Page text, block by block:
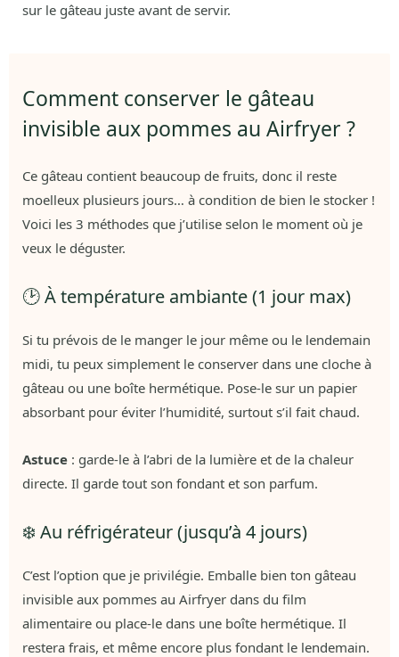
sur le gâteau juste avant de servir.
Comment conserver le gâteau
invisible aux pommes au Airfryer ?
Ce gâteau contient beaucoup de fruits, donc il reste
moelleux plusieurs jours… à condition de bien le stocker !
Voici les 3 méthodes que j’utilise selon le moment où je
veux le déguster.
🕑 À température ambiante (1 jour max)
Si tu prévois de le manger le jour même ou le lendemain
midi, tu peux simplement le conserver dans une cloche à
gâteau ou une boîte hermétique. Pose-le sur un papier
absorbant pour éviter l’humidité, surtout s’il fait chaud.
Astuce : garde-le à l’abri de la lumière et de la chaleur
directe. Il garde tout son fondant et son parfum.
❄️ Au réfrigérateur (jusqu’à 4 jours)
C’est l’option que je privilégie. Emballe bien ton gâteau
invisible aux pommes au Airfryer dans du film
alimentaire ou place-le dans une boîte hermétique. Il
restera frais, et même encore plus fondant le lendemain.